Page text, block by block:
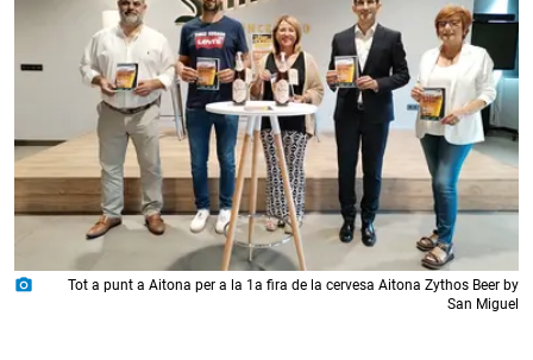
photo_camera
Tot a punt a Aitona per a la 1a fira de la cervesa Aitona Zythos Beer by
San Miguel